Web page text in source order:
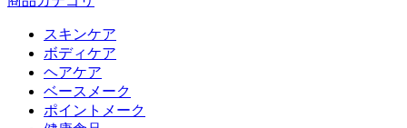
スキンケア
ボディケア
ヘアケア
ベースメーク
ポイントメーク